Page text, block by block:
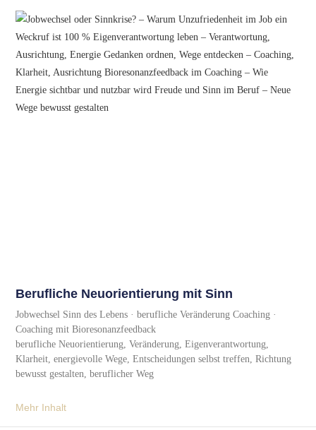
Berufliche Neuorientierung mit Sinn
Jobwechsel Sinn des Lebens · berufliche Veränderung Coaching ·
Coaching mit Bioresonanzfeedback
berufliche Neuorientierung, Veränderung, Eigenverantwortung,
Klarheit, energievolle Wege, Entscheidungen selbst treffen, Richtung
bewusst gestalten, beruflicher Weg
Mehr Inhalt